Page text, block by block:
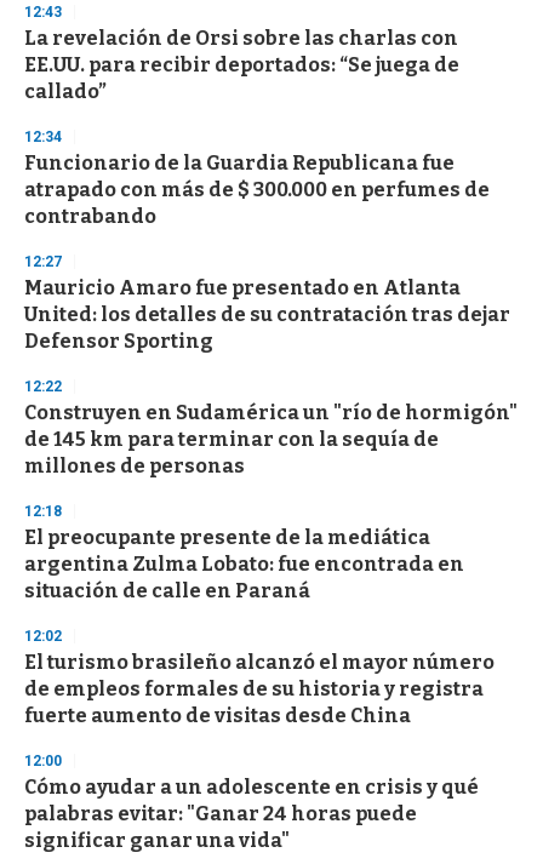
d
s
o
f
3
s
e
c
o
n
12:43
La revelación de Orsi sobre las charlas con
EE.UU. para recibir deportados: “Se juega de
callado”
12:34
Funcionario de la Guardia Republicana fue
atrapado con más de $ 300.000 en perfumes de
contrabando
12:27
Mauricio Amaro fue presentado en Atlanta
United: los detalles de su contratación tras dejar
Defensor Sporting
12:22
Construyen en Sudamérica un "río de hormigón"
de 145 km para terminar con la sequía de
millones de personas
12:18
El preocupante presente de la mediática
argentina Zulma Lobato: fue encontrada en
situación de calle en Paraná
12:02
El turismo brasileño alcanzó el mayor número
de empleos formales de su historia y registra
fuerte aumento de visitas desde China
12:00
Cómo ayudar a un adolescente en crisis y qué
palabras evitar: "Ganar 24 horas puede
significar ganar una vida"